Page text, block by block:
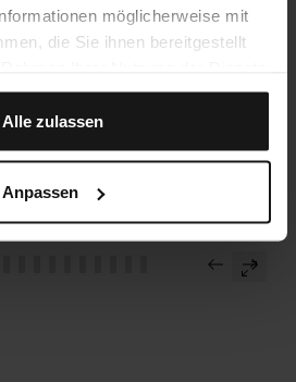
möglicherweise mit
die Sie ihnen bereitgestellt
Alle zulassen
Anpassen
la bienvenida
BUBEN&ZORWEG en el Four
alto en estética e innovación.